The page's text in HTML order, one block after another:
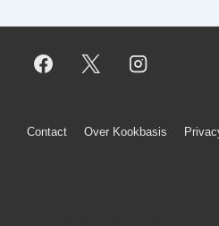
Footer
Contact Over Kookbasis